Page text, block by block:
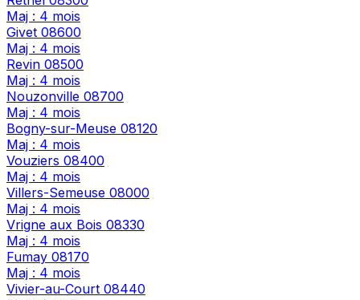
Maj : 4 mois
Givet 08600
Maj : 4 mois
Revin 08500
Maj : 4 mois
Nouzonville 08700
Maj : 4 mois
Bogny-sur-Meuse 08120
Maj : 4 mois
Vouziers 08400
Maj : 4 mois
Villers-Semeuse 08000
Maj : 4 mois
Vrigne aux Bois 08330
Maj : 4 mois
Fumay 08170
Maj : 4 mois
Vivier-au-Court 08440